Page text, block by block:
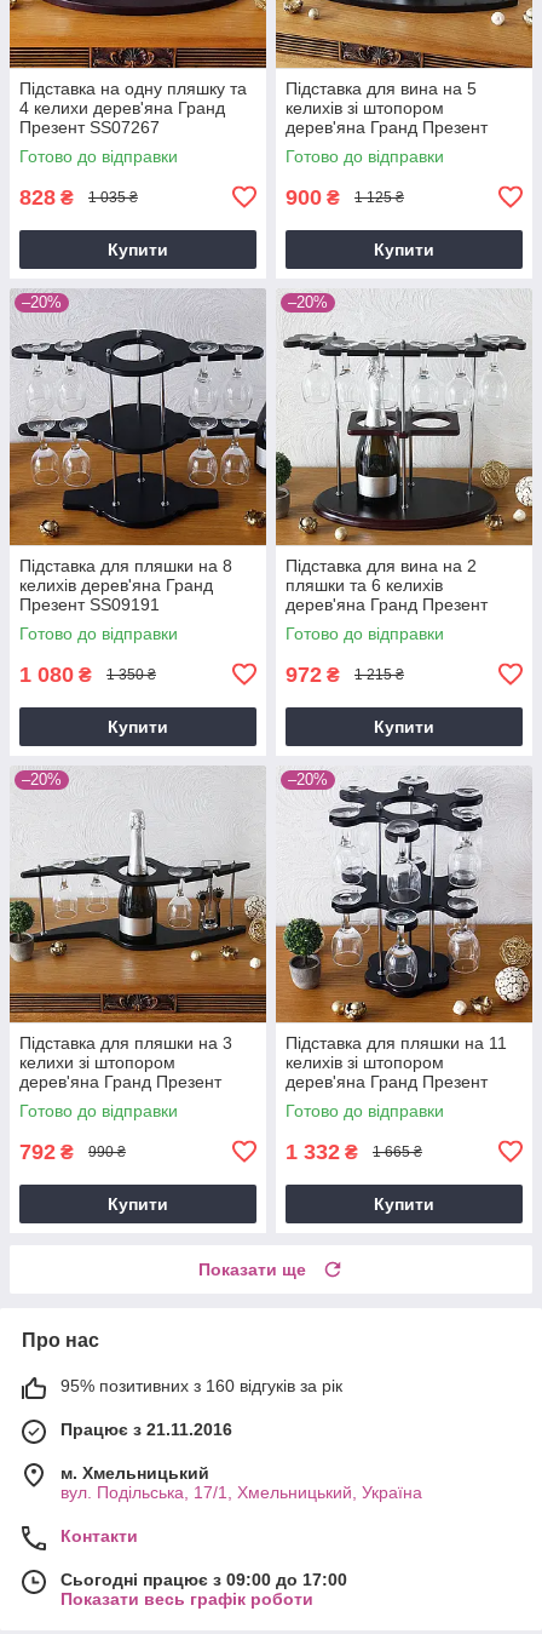
Підставка на одну пляшку та
4 келихи дерев'яна Гранд
Презент SS07267
Готово до відправки
828 ₴ 1 035 ₴
Купити
Підставка для вина на 5
келихів зі штопором
дерев'яна Гранд Презент
SS09190
Готово до відправки
900 ₴ 1 125 ₴
Купити
–20%
Підставка для пляшки на 8
келихів дерев'яна Гранд
Презент SS09191
Готово до відправки
1 080 ₴ 1 350 ₴
Купити
–20%
Підставка для вина на 2
пляшки та 6 келихів
дерев'яна Гранд Презент
SS11663
Готово до відправки
972 ₴ 1 215 ₴
Купити
–20%
Підставка для пляшки на 3
келихи зі штопором
дерев'яна Гранд Презент
SS09188
Готово до відправки
792 ₴ 990 ₴
Купити
–20%
Підставка для пляшки на 11
келихів зі штопором
дерев'яна Гранд Презент
SS09183
Готово до відправки
1 332 ₴ 1 665 ₴
Купити
Показати ще
Про нас
95% позитивних з 160 відгуків за рік
Працює з 21.11.2016
м. Хмельницький
вул. Подільська, 17/1, Хмельницький, Україна
Контакти
Сьогодні працює з 09:00 до 17:00
Показати весь графік роботи